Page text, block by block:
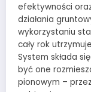
efektywności
działania
wykorzystaniu
cały rok
System składa
być one
pionowym –